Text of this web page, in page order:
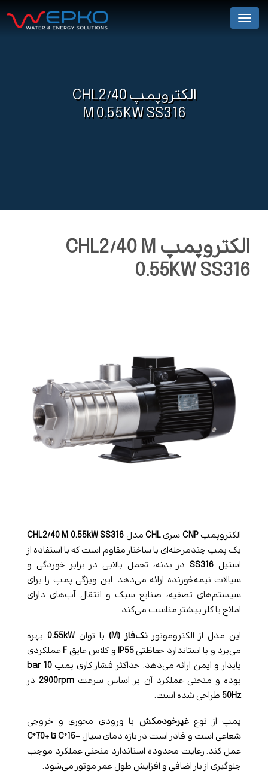
Menu
الکتروپمپ CHL2/40
M 0.55KW SS316
الکتروپمپ CHL2/40 M
0.55KW SS316
الکتروپمپCNPسریCHLمدل CHL2/40 M 0.55kW SS316
یک پمپ چندمرحله‌ای با ساختار مقاوم است که با استفاده از
استیل SS316در بدنه، تحمل بالایی در برابر خوردگی و
سیالات نیمه‌خورنده ارائه می‌دهد. این ویژگی پمپ را برای
سیستم‌های تصفیه، صنایع سبک و انتقال آب‌های دارای
املاح یا کلر بیشتر مناسب می‌کند.
این مدل از الکتروموتورتک‌فاز (M) با توان 0.55kWبهره
می‌برد و با استاندارد حفاظتیIP55و کلاس عایق Fعملکردی
پایدار و ایمن ارائه می‌دهد. حداکثر فشار کاری پمپ10 bar
بوده و منحنی عملکرد آن بر اساس سرعت 2900rpmدر
50Hz طراحی شده است.
پمپ از نوعغیرخودمکش با ورودی محوری و خروجی
شعاعی است و قادر است در بازه دمای سیال-15°C تا +70°C
عمل کند. رعایت محدوده استاندارد منحنی عملکرد موجب
جلوگیری از بار اضافی و افزایش طول عمر موتور می‌شود.